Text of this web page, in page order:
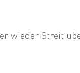
Streit